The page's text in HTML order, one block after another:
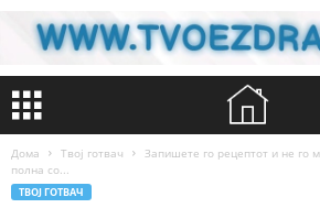
Дома Твој готвач
Запишете го рецептот и не го
полна со...
ТВОЈ ГОТВАЧ